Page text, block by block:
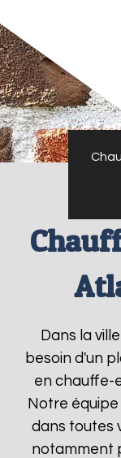
Dans la
besoin d'un
en chauffe-
Notre
dans toutes
notamment